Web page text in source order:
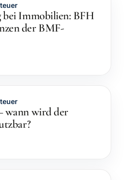
Immobilien: BFH
der BMF-
wann wird der